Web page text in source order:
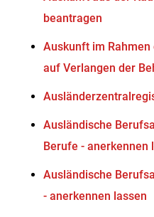
beantragen
Auskunft im
auf Verlangen der
Ausländische
Berufe - anerkennen
Ausländische
- anerkennen lassen